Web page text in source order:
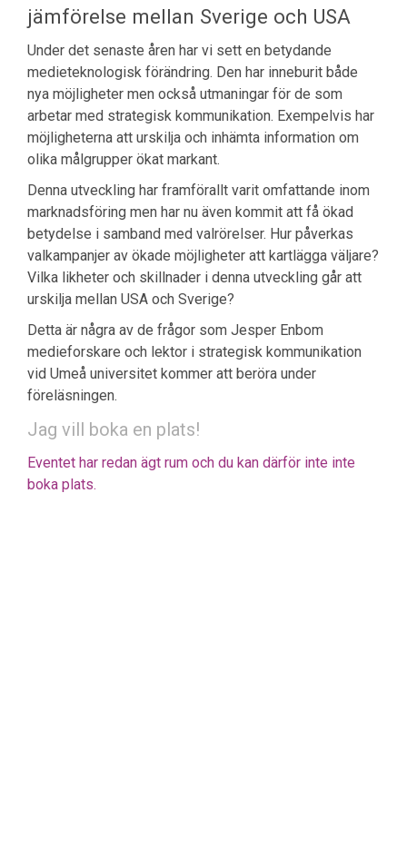
jämförelse mellan Sverige och USA
Under det senaste åren har vi sett en betydande
medieteknologisk förändring. Den har inneburit både
nya möjligheter men också utmaningar för de som
arbetar med strategisk kommunikation. Exempelvis har
möjligheterna att urskilja och inhämta information om
olika målgrupper ökat markant.
Denna utveckling har framförallt varit omfattande inom
marknadsföring men har nu även kommit att få ökad
betydelse i samband med valrörelser. Hur påverkas
valkampanjer av ökade möjligheter att kartlägga väljare?
Vilka likheter och skillnader i denna utveckling går att
urskilja mellan USA och Sverige?
Detta är några av de frågor som Jesper Enbom
medieforskare och lektor i strategisk kommunikation
vid Umeå universitet kommer att beröra under
föreläsningen.
Jag vill boka en plats!
Eventet har redan ägt rum och du kan därför inte inte
boka plats.